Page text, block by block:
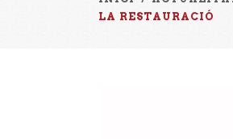
LA RESTAURACIÓ